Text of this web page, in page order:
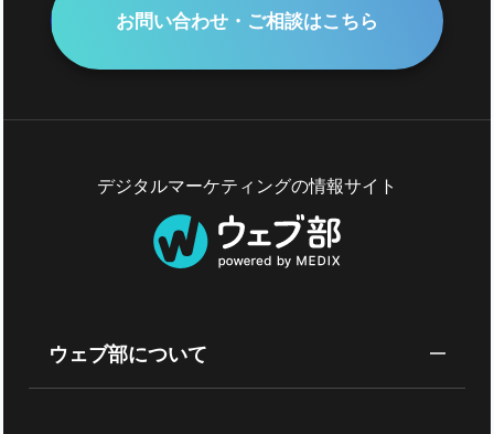
お問い合わせ・ご相談はこちら
デジタルマーケティングの情報サイト
ウェブ部について